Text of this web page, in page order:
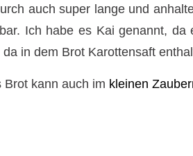
auch super lange und
Ich habe es Kai genannt,
da in dem Brot Karottensaft
Brot kann auch im kleinen